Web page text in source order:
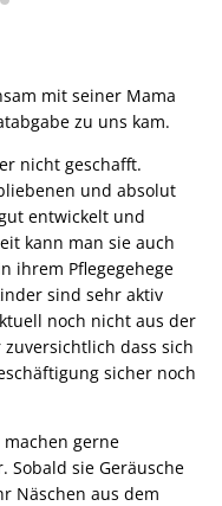
mit seiner Mama
zu uns kam.
nicht geschafft.
und absolut
entwickelt und
kann man sie auch
ihrem Pflegegehege
sind sehr aktiv
noch nicht aus der
dass sich
sicher noch
gerne
Sobald sie Geräusche
Näschen aus dem